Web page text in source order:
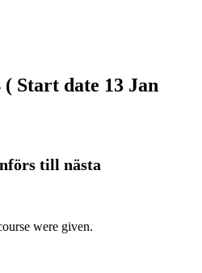
( Start date 13 Jan
till nästa
were given.